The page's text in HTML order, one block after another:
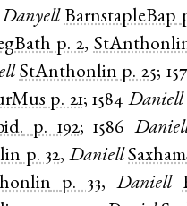
Danyell BarnstapleBap
p. 2,
StAnthonlin p. 25;
p. 21; 1584 Daniell
p. 192;1586
p. 32,Daniell
p. 33,Daniell